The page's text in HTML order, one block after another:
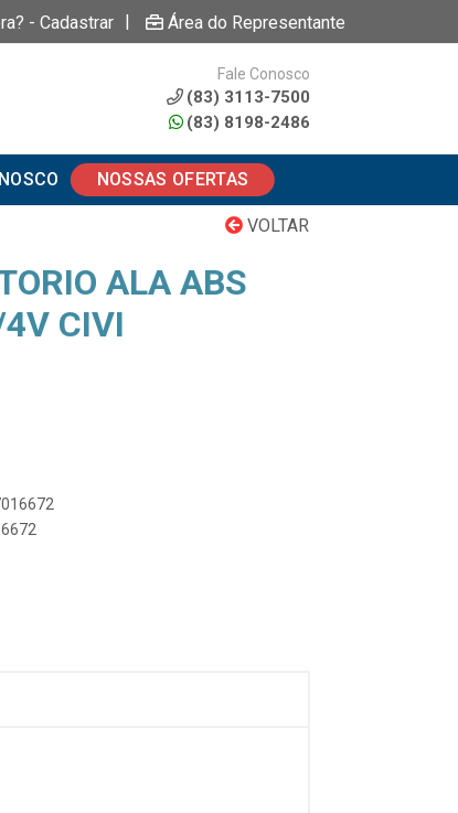
- Cadastrar | Área do Representante
Fale Conosco
(83) 3113-7500
(83) 8198-2486
NOSSAS OFERTAS
VOLTAR
ALA ABS
CIVI